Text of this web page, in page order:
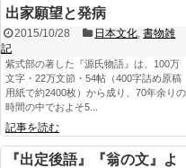
出家願望と発病
2015/10/28 日本文化 ,書物雑
記
紫式部の著した『源氏物語』は、100万
文字・22万文節・54帖（400字詰め原稿
用紙で約2400枚）から成り、70年余りの
時間の中でおよそ5...
記事を読む
『出定後語』『翁の文』よ